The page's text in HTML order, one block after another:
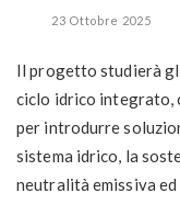
23 Ottobre 2025
Il progetto studierà
ciclo idrico integrato,
per introdurre
sistema idrico, la
neutralità emissiva